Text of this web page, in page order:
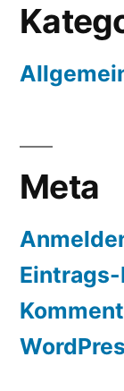
Meta
Eintrags-